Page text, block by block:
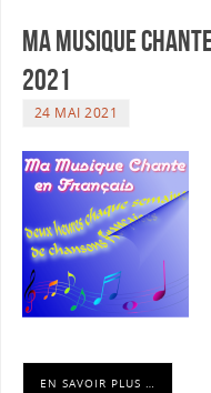
Ma musique
2021
24 MAI 2021
EN SAVOIR PLUS …